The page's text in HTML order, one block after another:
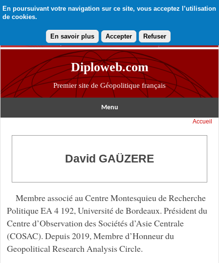
En poursuivant votre navigation sur ce site, vous acceptez l’utilisation
de cookies.
En savoir plus Accepter Refuser
Diploweb.com
Premier site de Géopolitique français
Menu
Accueil
David GAÜZERE
Membre associé au Centre Montesquieu de Recherche
Politique EA 4 192, Université de Bordeaux. Président du
Centre d’Observation des Sociétés d’Asie Centrale
(COSAC). Depuis 2019, Membre d’Honneur du
Geopolitical Research Analysis Circle.